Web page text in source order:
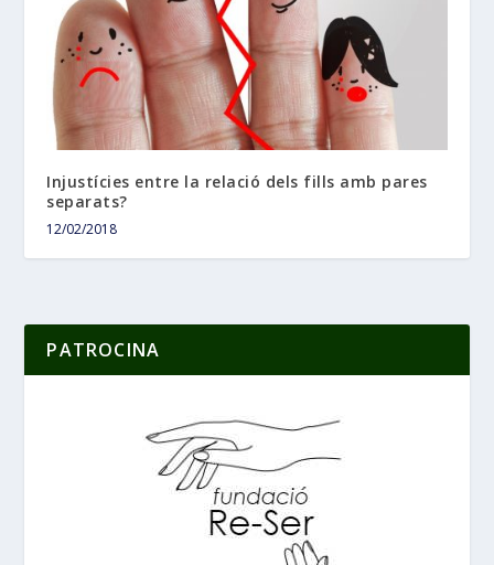
Injustícies entre la relació dels fills amb pares
separats?
12/02/2018
PATROCINA